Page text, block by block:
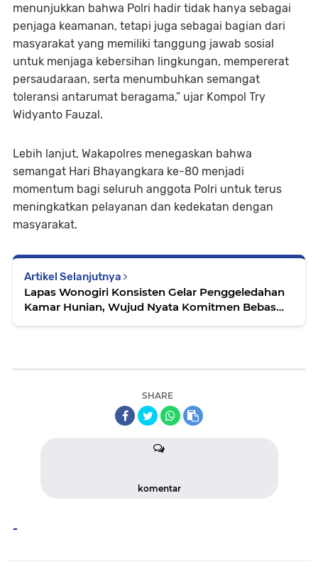
menunjukkan bahwa Polri hadir tidak hanya sebagai
penjaga keamanan, tetapi juga sebagai bagian dari
masyarakat yang memiliki tanggung jawab sosial
untuk menjaga kebersihan lingkungan, mempererat
persaudaraan, serta menumbuhkan semangat
toleransi antarumat beragama,” ujar Kompol Try
Widyanto Fauzal.
Lebih lanjut, Wakapolres menegaskan bahwa
semangat Hari Bhayangkara ke-80 menjadi
momentum bagi seluruh anggota Polri untuk terus
meningkatkan pelayanan dan kedekatan dengan
masyarakat.
Artikel Selanjutnya
Lapas Wonogiri Konsisten Gelar Penggeledahan
Kamar Hunian, Wujud Nyata Komitmen Bebas
SHARE
komentar
-